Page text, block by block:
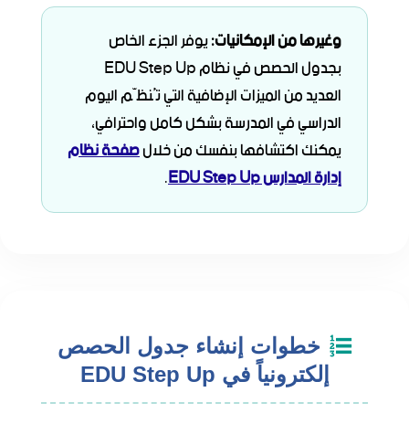
وغيرها من الإمكانيات:يوفر الجزء الخاص
بجدول الحصص في نظام EDU Step Up
العديد من الميزات الإضافية التي تُنظّم اليوم
الدراسي في المدرسة بشكل كامل واحترافي،
يمكنك اكتشافها بنفسك من خلالصفحة نظام
إدارة المدارس EDU Step Up .
خطوات إنشاء جدول الحصص
إلكترونياً في EDU Step Up